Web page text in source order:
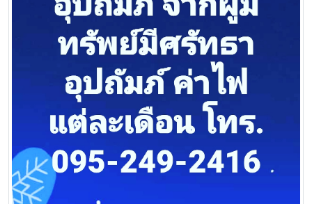
• บุญใหญ่ร่วมจองเป็นเจ้าภาพช่อฟ้าศาลาการเปรียญวัดในต่างจังหวัด